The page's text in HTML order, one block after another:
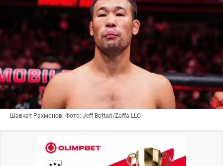
Шавкат Рахмонов. Фото: Jeff Bottari/Zuffa LLC